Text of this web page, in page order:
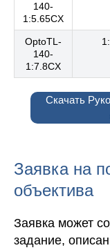
140-
1:5.65CX
OptoTL-
140-
1:7.8CX
Скачать
Заявка на
объектива
Заявка может
задание,